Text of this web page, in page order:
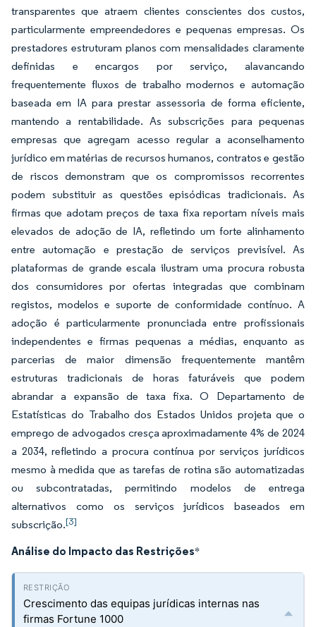
transparentes que atraem clientes conscientes dos custos,
particularmente empreendedores e pequenas empresas. Os
prestadores estruturam planos com mensalidades claramente
definidas e encargos por serviço, alavancando
frequentemente fluxos de trabalho modernos e automação
baseada em IA para prestar assessoria de forma eficiente,
mantendo a rentabilidade. As subscrições para pequenas
empresas que agregam acesso regular a aconselhamento
jurídico em matérias de recursos humanos, contratos e gestão
de riscos demonstram que os compromissos recorrentes
podem substituir as questões episódicas tradicionais. As
firmas que adotam preços de taxa fixa reportam níveis mais
elevados de adoção de IA, refletindo um forte alinhamento
entre automação e prestação de serviços previsível. As
plataformas de grande escala ilustram uma procura robusta
dos consumidores por ofertas integradas que combinam
registos, modelos e suporte de conformidade contínuo. A
adoção é particularmente pronunciada entre profissionais
independentes e firmas pequenas a médias, enquanto as
parcerias de maior dimensão frequentemente mantêm
estruturas tradicionais de horas faturáveis que podem
abrandar a expansão de taxa fixa. O Departamento de
Estatísticas do Trabalho dos Estados Unidos projeta que o
emprego de advogados cresça aproximadamente 4% de 2024
a 2034, refletindo a procura contínua por serviços jurídicos
mesmo à medida que as tarefas de rotina são automatizadas
ou subcontratadas, permitindo modelos de entrega
alternativos como os serviços jurídicos baseados em
subscrição.[3]
Análise do Impacto das Restrições*
Crescimento das equipas jurídicas internas nas
firmas Fortune 1000